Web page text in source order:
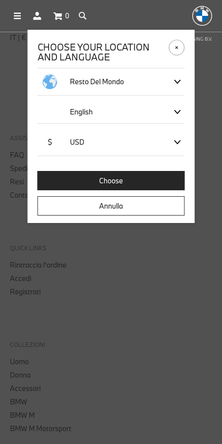
0
NEGOZIO ONLINE GESTITO DA STICHD SPORTMERCHANDISING B.V.
IT | € EUR
SEGUICI SU
ASSISTENZA
FAQ
Spedizione
Resi
Contattaci
QUICK LINKS
Rintraccia l'ordine
Accedi
Registrati
COLLEZIONI
Uomo
Donna
Accessori
BMW
BMW M
BMW M Motorsport
CHOOSE YOUR LOCATION
AND LANGUAGE
Resto Del Mondo
English
$ USD
Choose
Annulla